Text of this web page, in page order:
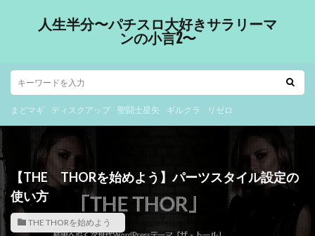
人生半分〜パチスロ大好きサラリーマ
ンの小言2〜
まどマギ ディスクアップ 聖闘士星矢 ギルクラ リゼロ
【THE THORを始めよう】パーツスタイル設定の
使い方
THE THORを始めよう